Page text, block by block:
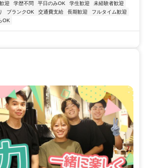
迎 学歴不問 平日のみOK 学生歓迎
未経験者歓迎
ブランクOK 交通費支給 長期歓迎
フルタイム歓迎
OK